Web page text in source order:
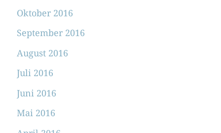
Oktober 2016
September 2016
August 2016
Juli 2016
Juni 2016
Mai 2016